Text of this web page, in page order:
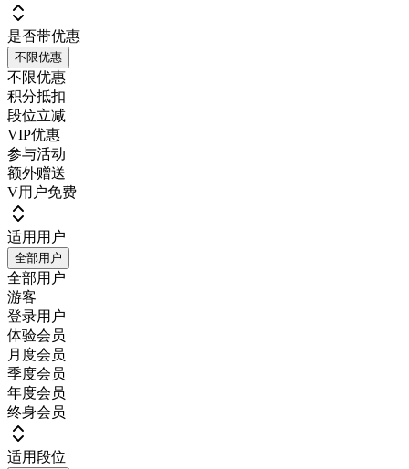
是否带优惠
不限优惠
不限优惠
积分抵扣
段位立减
VIP优惠
参与活动
额外赠送
V用户免费
适用用户
全部用户
全部用户
游客
登录用户
体验会员
月度会员
季度会员
年度会员
终身会员
适用段位